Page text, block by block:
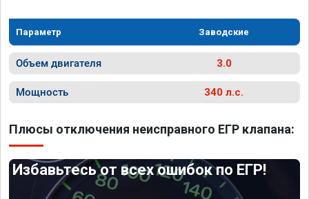
Параметр Заводские
Объем двигателя 3.0
Мощность 340 л.с.
Плюсы отключения неисправного ЕГР клапана:
Избавьтесь от всех ошибок по ЕГР!